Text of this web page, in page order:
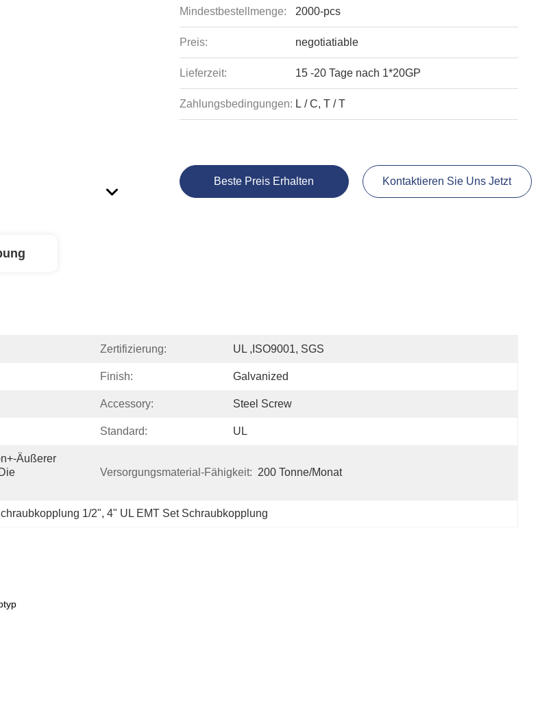
Mindestbestellmenge: 2000-pcs
Preis: negotiatiable
Lieferzeit: 15 -20 Tage nach 1*20GP
Zahlungsbedingungen: L / C, T / T
Beste Preis Erhalten Kontaktieren Sie Uns Jetzt
Zertifizierung: UL ,ISO9001, SGS
Finish: Galvanized
Accessory: Steel Screw
Standard: UL
Äußerer
Versorgungsmaterial-Fähigkeit: 200 Tonne/Monat
1/2", 4" UL EMT Set Schraubkopplung